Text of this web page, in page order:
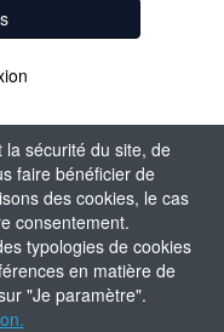
la sécurité du site, de
faire bénéficier de
des cookies, le cas
consentement.
typologies de cookies
en matière de
"Je paramètre".